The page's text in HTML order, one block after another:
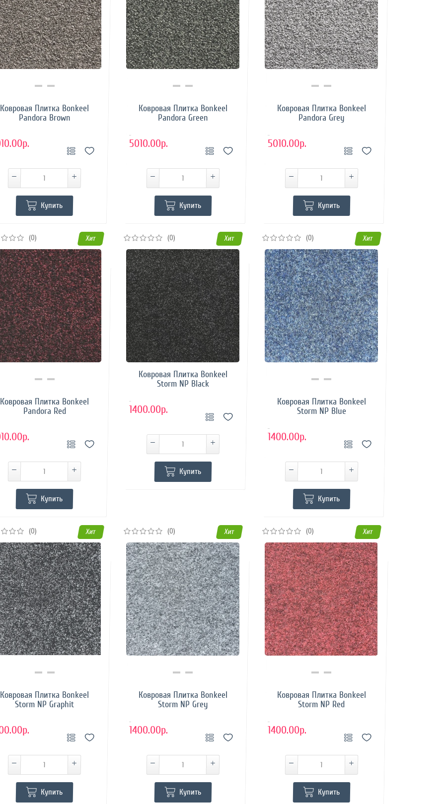
Купить в 1 клик
Ковровая Плитка Bonkeel
Pandora Brown
Купить
Купить в 1 клик
Ковровая Плитка Bonkeel
Pandora Green
..
5010.00р.
Купить
Купить в 1 клик
Ковровая Плитка Bonkeel
Pandora Grey
..
5010.00р.
Купить
(0) Хит
Купить в 1 клик
Ковровая Плитка Bonkeel
Pandora Red
Купить
(0) Хит
Купить в 1 клик
Ковровая Плитка Bonkeel
Storm NP Black
..
1400.00р.
Купить
(0) Хит
Купить в 1 клик
Ковровая Плитка Bonkeel
Storm NP Blue
..
1400.00р.
Купить
(0) Хит
Купить в 1 клик
Ковровая Плитка Bonkeel
Storm NP Graphit
Купить
(0) Хит
Купить в 1 клик
Ковровая Плитка Bonkeel
Storm NP Grey
..
1400.00р.
Купить
(0) Хит
Купить в 1 клик
Ковровая Плитка Bonkeel
Storm NP Red
..
1400.00р.
Купить